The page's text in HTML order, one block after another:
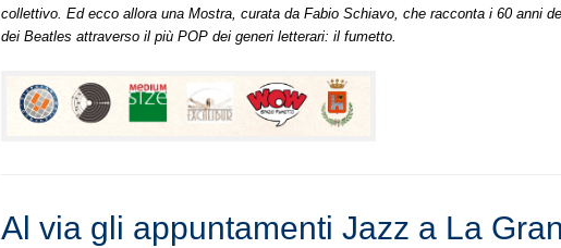
collettivo. Ed ecco allora una Mostra, curata da Fabio Schiavo, che racconta i 60 anni
dei Beatles attraverso il più POP dei generi letterari: il fumetto.
Al via gli appuntamenti Jazz a La